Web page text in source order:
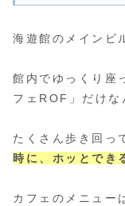
海遊館のメインビ
館内でゆっくり座
フェROF」だけな
たくさん歩き回っ
時に、ホッとでき
カフェのメニュー